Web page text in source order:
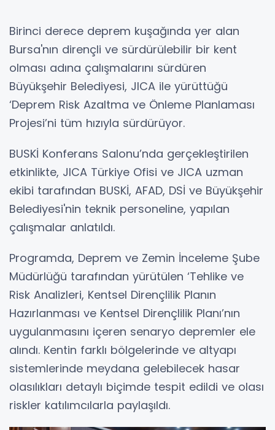
Birinci derece deprem kuşağında yer alan
Bursa'nın dirençli ve sürdürülebilir bir kent
olması adına çalışmalarını sürdüren
Büyükşehir Belediyesi, JICA ile yürüttüğü
‘Deprem Risk Azaltma ve Önleme Planlaması
Projesi’ni tüm hızıyla sürdürüyor.
BUSKİ Konferans Salonu’nda gerçekleştirilen
etkinlikte, JICA Türkiye Ofisi ve JICA uzman
ekibi tarafından BUSKİ, AFAD, DSİ ve Büyükşehir
Belediyesi'nin teknik personeline, yapılan
çalışmalar anlatıldı.
Programda, Deprem ve Zemin İnceleme Şube
Müdürlüğü tarafından yürütülen ‘Tehlike ve
Risk Analizleri, Kentsel Dirençlilik Planın
Hazırlanması ve Kentsel Dirençlilik Planı’nın
uygulanmasını içeren senaryo depremler ele
alındı. Kentin farklı bölgelerinde ve altyapı
sistemlerinde meydana gelebilecek hasar
olasılıkları detaylı biçimde tespit edildi ve olası
riskler katılımcılarla paylaşıldı.